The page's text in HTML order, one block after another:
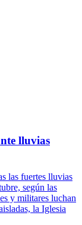
lluvias
las fuertes lluvias
según las
y militares luchan
la Iglesia